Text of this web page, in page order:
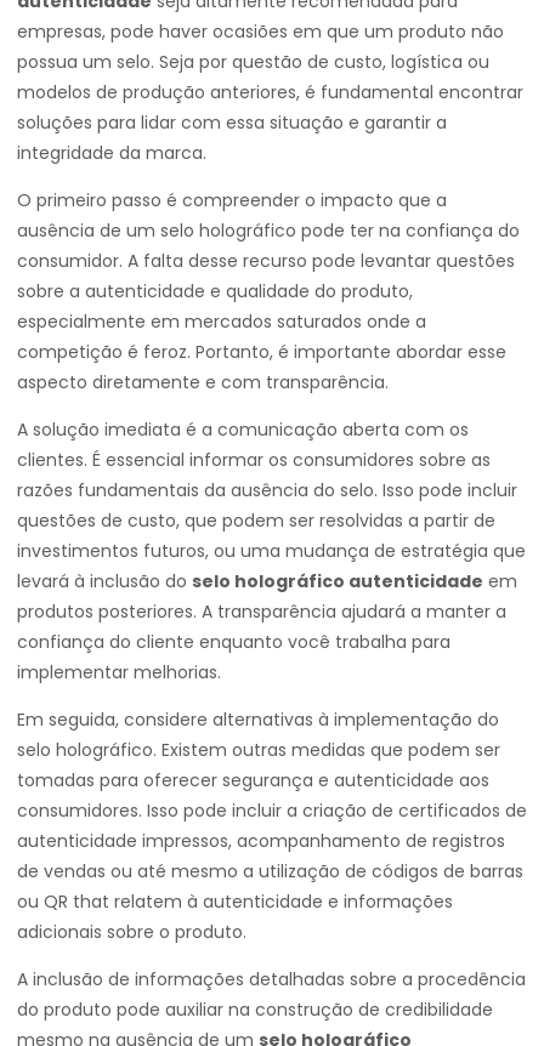
empresas, pode haver ocasiões em que um produto não
possua um selo. Seja por questão de custo, logística ou
modelos de produção anteriores, é fundamental encontrar
soluções para lidar com essa situação e garantir a
integridade da marca.
O primeiro passo é compreender o impacto que a
ausência de um selo holográfico pode ter na confiança do
consumidor. A falta desse recurso pode levantar questões
sobre a autenticidade e qualidade do produto,
especialmente em mercados saturados onde a
competição é feroz. Portanto, é importante abordar esse
aspecto diretamente e com transparência.
A solução imediata é a comunicação aberta com os
clientes. É essencial informar os consumidores sobre as
razões fundamentais da ausência do selo. Isso pode incluir
questões de custo, que podem ser resolvidas a partir de
investimentos futuros, ou uma mudança de estratégia que
levará à inclusão do selo holográfico autenticidade em
produtos posteriores. A transparência ajudará a manter a
confiança do cliente enquanto você trabalha para
implementar melhorias.
Em seguida, considere alternativas à implementação do
selo holográfico. Existem outras medidas que podem ser
tomadas para oferecer segurança e autenticidade aos
consumidores. Isso pode incluir a criação de certificados de
autenticidade impressos, acompanhamento de registros
de vendas ou até mesmo a utilização de códigos de barras
ou QR that relatem à autenticidade e informações
adicionais sobre o produto.
A inclusão de informações detalhadas sobre a procedência
do produto pode auxiliar na construção de credibilidade
mesmo na ausência de um selo holográfico